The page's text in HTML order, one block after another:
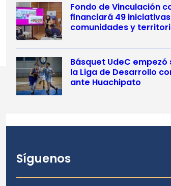
Fondo de Vinculación
financiará 49
comunidades y
Básquet UdeC
la Liga de Desarrollo
ante Huachipato
Síguenos